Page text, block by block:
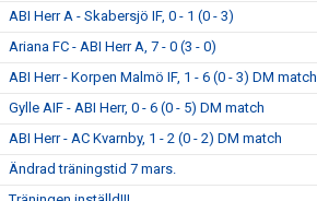
ABI Herr A - Skabersjö IF, 0 - 1 (0 - 3)
Ariana FC - ABI Herr A, 7 - 0 (3 - 0)
ABI Herr - Korpen Malmö IF, 1 - 6 (0 - 3) DM match
Gylle AIF - ABI Herr, 0 - 6 (0 - 5) DM match
ABI Herr - AC Kvarnby, 1 - 2 (0 - 2) DM match
Ändrad träningstid 7 mars.